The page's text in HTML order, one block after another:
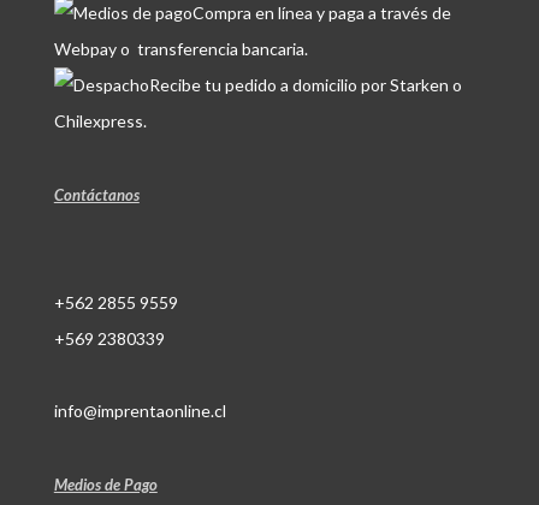
Compra en línea y paga a través de
Webpay o transferencia bancaria.
Recibe tu pedido a domicilio por Starken o
Chilexpress.
Contáctanos
+562 2855 9559
+569 2380339
info@imprentaonline.cl
Medios de Pago